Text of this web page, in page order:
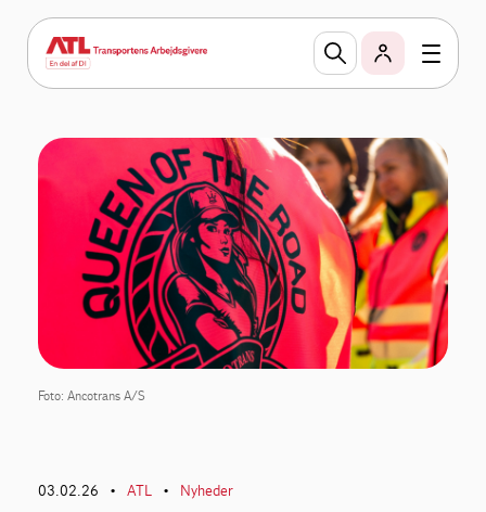
Foto: Ancotrans A/S
03.02.26 • ATL • Nyheder